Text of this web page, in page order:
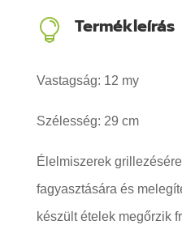
 Termékleírás
Vastagság: 12 my
Szélesség: 29 cm
Élelmiszerek
fagyasztására és
készült ételek megőrzik